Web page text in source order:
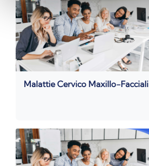
Malattie Cervico Maxillo-Facciali